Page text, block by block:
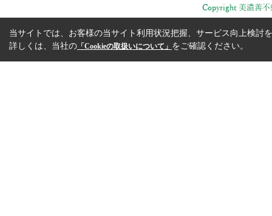
Copyright 美濃善
当サイトでは、お客様の当サイト利用状況把握、サービス向上検討
詳しくは、当社の 「Cookieの取扱いについて」 をご確認ください。